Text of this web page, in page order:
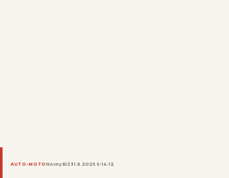
AUTO-MOTONovny.BIZ31.8.2025 6:14:12